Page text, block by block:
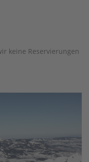
keine Reservierungen